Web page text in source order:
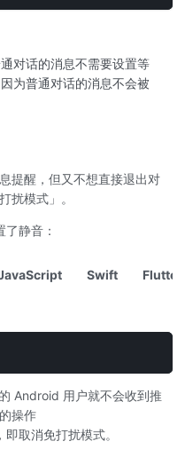
对话的消息不需要设置等
为普通对话的消息不会被
提醒，但又不想直接退出对
扰模式」。
静音：
Swift Flutter
Android 用户就不会收到推
操作
即取消免打扰模式。